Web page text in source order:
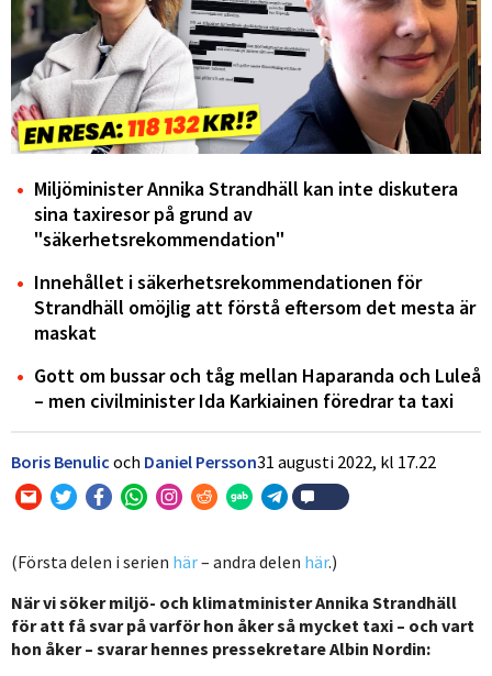
Miljöminister Annika Strandhäll kan inte diskutera
sina taxiresor på grund av
"säkerhetsrekommendation"
Innehållet i säkerhetsrekommendationen för
Strandhäll omöjlig att förstå eftersom det mesta är
maskat
Gott om bussar och tåg mellan Haparanda och Luleå
– men civilminister Ida Karkiainen föredrar ta taxi
Boris Benulic Daniel Persson31 augusti 2022, kl 17.22
(Första delen i serien här– andra delen här.)
När vi söker miljö- och klimatminister Annika Strandhäll
för att få svar på varför hon åker så mycket taxi – och vart
hon åker – svarar hennes pressekretare Albin Nordin: